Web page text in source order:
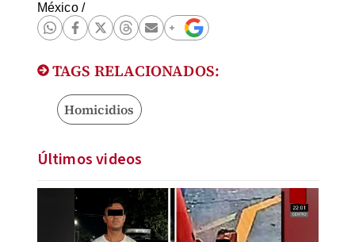
México/
TAGS RELACIONADOS:
Homicidios
Últimos videos